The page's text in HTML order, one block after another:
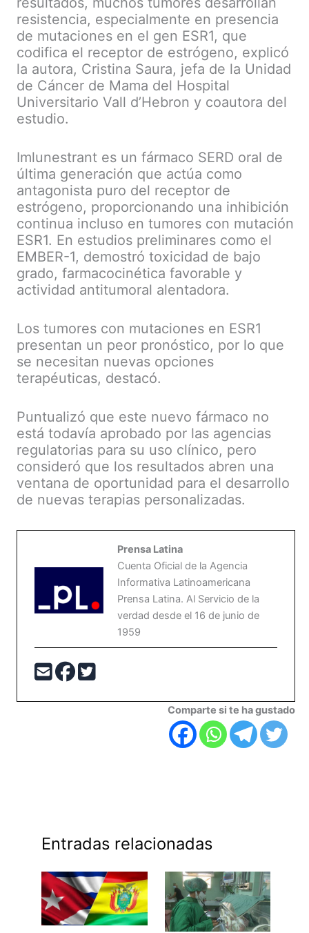
resistencia, especialmente en presencia
de mutaciones en el gen ESR1, que
codifica el receptor de estrógeno, explicó
la autora, Cristina Saura, jefa de la Unidad
de Cáncer de Mama del Hospital
Universitario Vall d’Hebron y coautora del
estudio.
Imlunestrant es un fármaco SERD oral de
última generación que actúa como
antagonista puro del receptor de
estrógeno, proporcionando una inhibición
continua incluso en tumores con mutación
ESR1. En estudios preliminares como el
EMBER-1, demostró toxicidad de bajo
grado, farmacocinética favorable y
actividad antitumoral alentadora.
Los tumores con mutaciones en ESR1
presentan un peor pronóstico, por lo que
se necesitan nuevas opciones
terapéuticas, destacó.
Puntualizó que este nuevo fármaco no
está todavía aprobado por las agencias
regulatorias para su uso clínico, pero
consideró que los resultados abren una
ventana de oportunidad para el desarrollo
de nuevas terapias personalizadas.
Prensa Latina
Cuenta Oficial de la Agencia
Informativa Latinoamericana
Prensa Latina. Al Servicio de la
verdad desde el 16 de junio de
1959
Comparte si te ha gustado
Entradas relacionadas